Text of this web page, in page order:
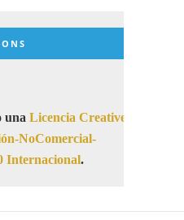
una Licencia Creative
NoComercial-
Internacional.